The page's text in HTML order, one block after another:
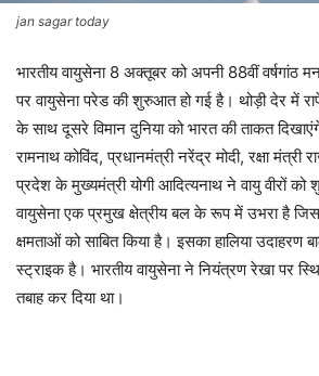
jan sagar today
भारतीय वायुसेना 8 अक्तूबर को अपनी 88वीं वर्षगांठ
पर वायुसेना परेड की शुरुआत हो गई है। थोड़ी देर में
के साथ दूसरे विमान दुनिया को भारत की ताकत
रामनाथ कोविंद, प्रधानमंत्री नरेंद्र मोदी, रक्षा मंत्री
प्रदेश के मुख्यमंत्री योगी आदित्यनाथ ने वायु वीरों को
वायुसेना एक प्रमुख क्षेत्रीय बल के रूप में उभरा है
क्षमताओं को साबित किया है। इसका हालिया उदाहरण
स्ट्राइक है। भारतीय वायुसेना ने नियंत्रण रेखा पर
तबाह कर दिया था।